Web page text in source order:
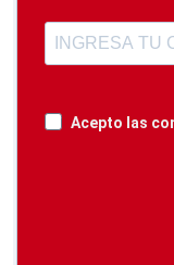
Acepto las